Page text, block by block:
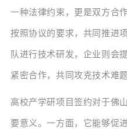
一种法律约束，更是双方合
按照协议的要求，共同推进
队进行技术研发，企业则会
紧密合作，共同攻克技术难题
高校产学研项目签约对于佛
要意义。一方面，它能够促